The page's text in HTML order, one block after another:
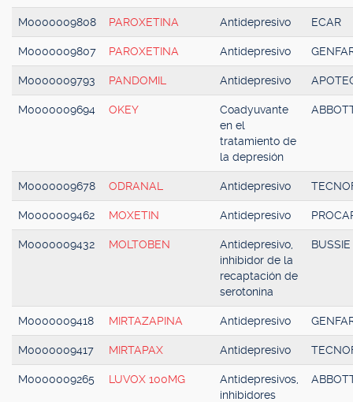
M0000009808 PAROXETINA Antidepresivo ECAR
M0000009807 PAROXETINA Antidepresivo
M0000009793 PANDOMIL Antidepresivo
M0000009694 OKEY
Coadyuvante
en el
tratamiento de
la depresión
M0000009678 ODRANAL Antidepresivo
M0000009462 MOXETIN Antidepresivo
M0000009432 MOLTOBEN
Antidepresivo,
inhibidor de la
recaptación de
serotonina
BUSSIE
M0000009418 MIRTAZAPINA Antidepresivo
M0000009417 MIRTAPAX Antidepresivo
M0000009265 LUVOX 100MG
Antidepresivos,
inhibidores